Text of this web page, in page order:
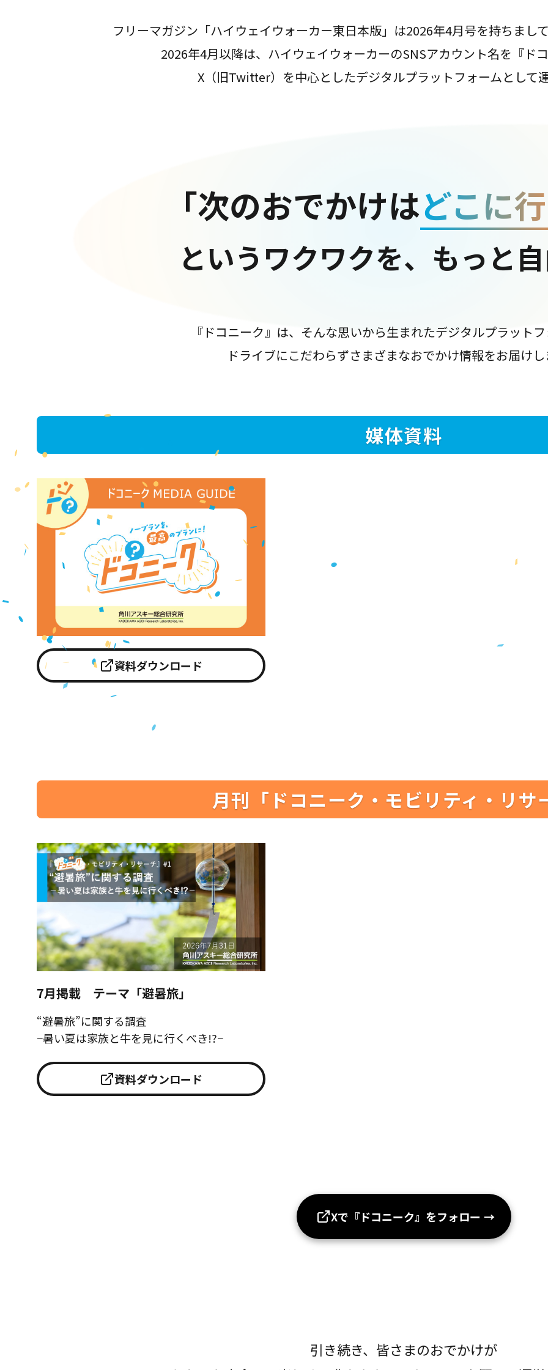
フリーマガジン「ハイウェイウォーカー東日本版」は2026年4月号を持ちまし
2026年4月以降は、ハイウェイウォーカーのSNSアカウント名を『ド
X（旧Twitter）を中心としたデジタルプラットフォームとして
「次のおでかけはどこに
というワクワクを、もっと
『ドコニーク』は、そんな思いから生まれたデジタルプラット
ドライブにこだわらずさまざまなおでかけ情報をお届け
媒体資料
資料ダウンロード
月刊「ドコニーク・モビリティ・リサ
7月掲載 テーマ「避暑旅」
“避暑旅”に関する調査
−暑い夏は家族と牛を見に行くべき!?−
資料ダウンロード
Xで『ドコニーク』をフォロー →
引き続き、皆さまのおでかけが